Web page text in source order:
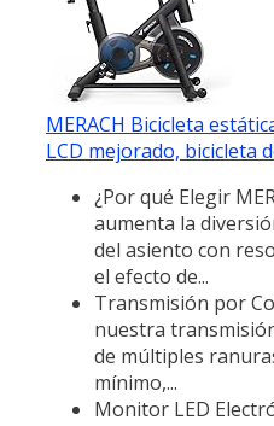
MERACH Bicicleta
LCD mejorado, bicicleta
¿Por qué Elegir
aumenta la
del asiento con
el efecto de...
Transmisión por
nuestra
de múltiples
mínimo,...
Monitor LED